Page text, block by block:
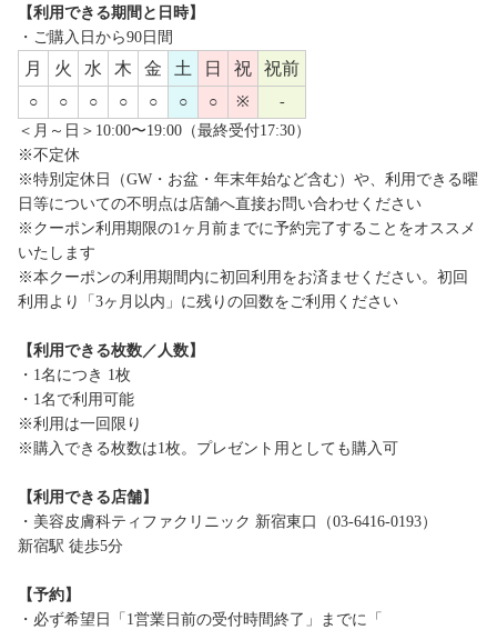
【利用できる期間と日時】
・ご購入日から90日間
月 火 水 木 金 土 日 祝 祝前
○ ○ ○ ○ ○ ○ ○ ※
-
＜月～日＞10:00〜19:00（最終受付17:30）
※不定休
※特別定休日（GW・お盆・年末年始など含む）や、利用できる曜
日等についての不明点は店舗へ直接お問い合わせください
※クーポン利用期限の1ヶ月前までに予約完了することをオススメ
いたします
※本クーポンの利用期間内に初回利用をお済ませください。初回
利用より「3ヶ月以内」に残りの回数をご利用ください
【利用できる枚数／人数】
・1名につき 1枚
・1名で利用可能
※利用は一回限り
※購入できる枚数は1枚。プレゼント用としても購入可
【利用できる店舗】
・美容皮膚科ティファクリニック 新宿東口（03-6416-0193）
新宿駅 徒歩5分
【予約】
・必ず希望日「1営業日前の受付時間終了」までに「